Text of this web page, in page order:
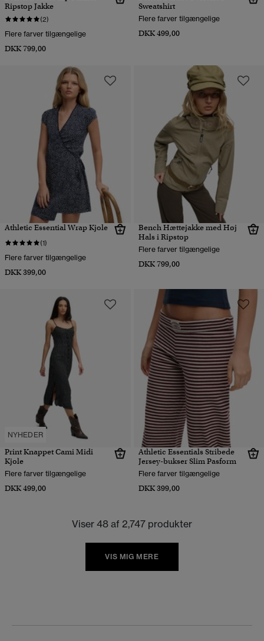
Ripstop Jakke
(2)
Flere farver tilgængelige
DKK 799,00
Sweatshirt
Flere farver tilgængelige
DKK 499,00
Athletic Essential Wrap Kjole
(1)
Flere farver tilgængelige
DKK 399,00
Bench Hættejakke med Høj
Hals i Ripstop
Flere farver tilgængelige
DKK 799,00
NYHEDER
Print Knappet Cami Midi
Kjole
Flere farver tilgængelige
DKK 499,00
Athletic Essentials Stribede
Jersey-bukser Slim Pasform
Flere farver tilgængelige
DKK 399,00
Viser 48 af 2,747 produkter
VIS MIG MERE